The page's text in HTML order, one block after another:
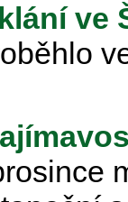
ve